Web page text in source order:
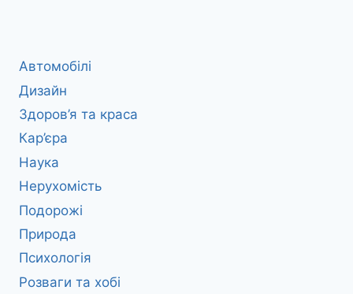
Автомобілі
Дизайн
Здоров’я та краса
Кар’єра
Наука
Нерухомість
Подорожі
Природа
Психологія
Розваги та хобі